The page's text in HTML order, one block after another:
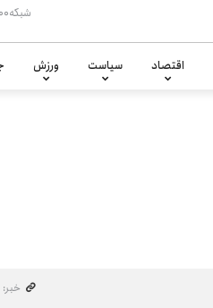
شبکه۱۰۰
اقتصاد سیاست ورزش
خبر: ۱۵۴٬۱۹۴